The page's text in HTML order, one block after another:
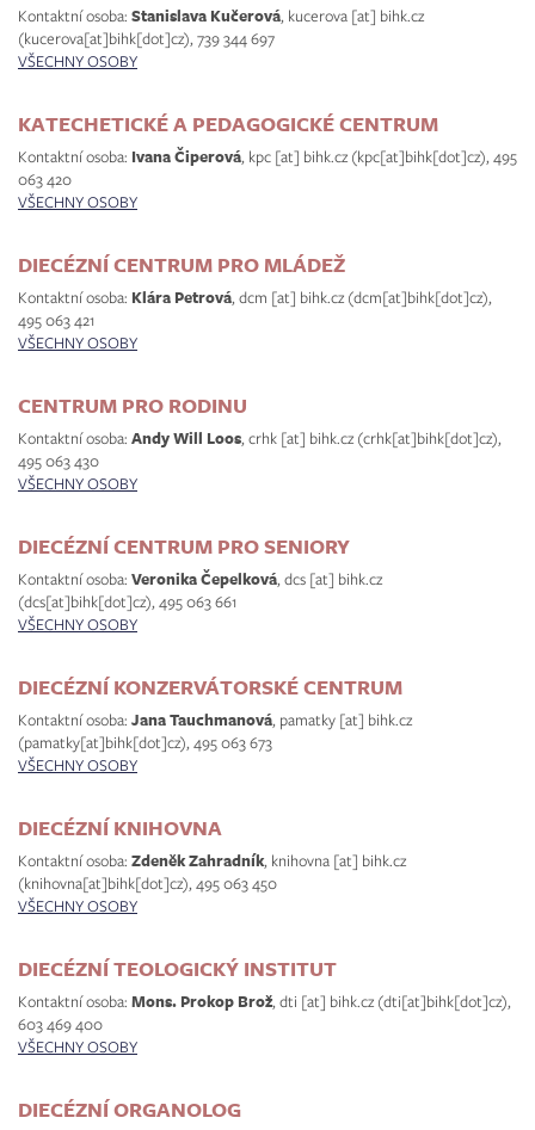
Kontaktní osoba: Stanislava Kučerová, kucerova [at] bihk.cz
(kucerova[at]bihk[dot]cz), 739 344 697
VŠECHNY OSOBY
KATECHETICKÉ A PEDAGOGICKÉ CENTRUM
Kontaktní osoba: Ivana Čiperová, kpc [at] bihk.cz (kpc[at]bihk[dot]cz), 495
063 420
VŠECHNY OSOBY
DIECÉZNÍ CENTRUM PRO MLÁDEŽ
Kontaktní osoba: Klára Petrová,dcm [at] bihk.cz (dcm[at]bihk[dot]cz),
495 063 421
VŠECHNY OSOBY
CENTRUM PRO RODINU
Kontaktní osoba: Andy Will Loos,crhk [at] bihk.cz (crhk[at]bihk[dot]cz),
495 063 430
VŠECHNY OSOBY
DIECÉZNÍ CENTRUM PRO SENIORY
Kontaktní osoba: Veronika Čepelková,dcs [at] bihk.cz
(dcs[at]bihk[dot]cz), 495 063 661
VŠECHNY OSOBY
DIECÉZNÍ KONZERVÁTORSKÉ CENTRUM
Kontaktní osoba: Jana Tauchmanová, pamatky [at] bihk.cz
(pamatky[at]bihk[dot]cz), 495 063 673
VŠECHNY OSOBY
DIECÉZNÍ KNIHOVNA
Kontaktní osoba: Zdeněk Zahradník, knihovna [at] bihk.cz
(knihovna[at]bihk[dot]cz), 495 063 450
VŠECHNY OSOBY
DIECÉZNÍ TEOLOGICKÝ INSTITUT
Kontaktní osoba: Mons. Prokop Brož,dti [at] bihk.cz (dti[at]bihk[dot]cz),
603 469 400
VŠECHNY OSOBY
DIECÉZNÍ ORGANOLOG